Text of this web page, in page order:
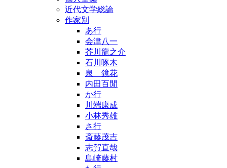
近代文学総論
作家別
あ行
会津八一
芥川龍之介
石川啄木
泉 鏡花
内田百閒
か行
川端康成
小林秀雄
さ行
斎藤茂吉
志賀直哉
島崎藤村